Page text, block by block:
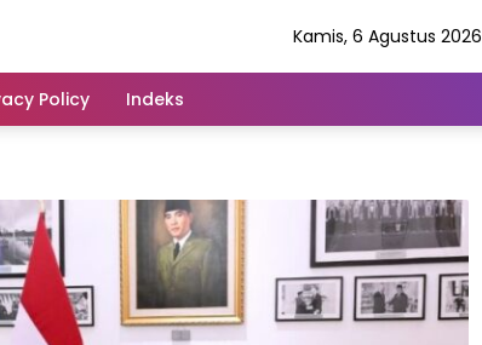
Kamis, 6 Agustus 2026
Policy Indeks